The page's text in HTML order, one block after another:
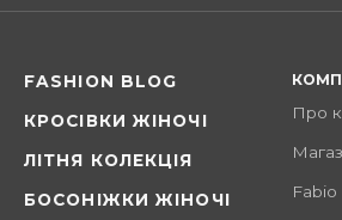
FASHION BLOG
КРОСІВКИ ЖІНОЧІ
ЛІТНЯ КОЛЕКЦІЯ
БОСОНІЖКИ ЖІНОЧІ
Про